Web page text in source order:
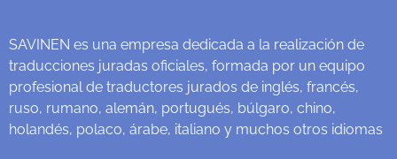
SAVINEN es una empresa dedicada a la realización de
traducciones juradas oficiales, formada por un equipo
profesional de traductores jurados de inglés, francés,
ruso, rumano, alemán, portugués, búlgaro, chino,
holandés, polaco, árabe, italiano y muchos otros idiomas